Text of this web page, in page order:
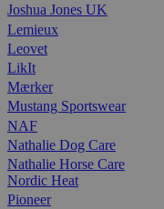
Joshua Jones UK
Lemieux
Leovet
LikIt
Mærker
Mustang Sportswear
NAF
Nathalie Dog Care
Nathalie Horse Care
Nordic Heat
Pioneer